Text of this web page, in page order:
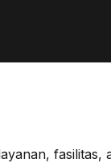
fasilitas,